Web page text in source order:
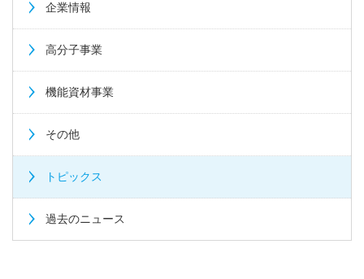
企業情報
高分子事業
機能資材事業
その他
トピックス
過去のニュース